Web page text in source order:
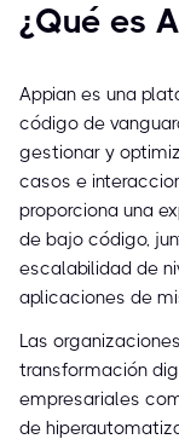
¿Qué es
Appian es una
código de
gestionar y
casos e
proporciona una
de bajo código,
escalabilidad de
aplicaciones de
Las
transformación
empresariales
de